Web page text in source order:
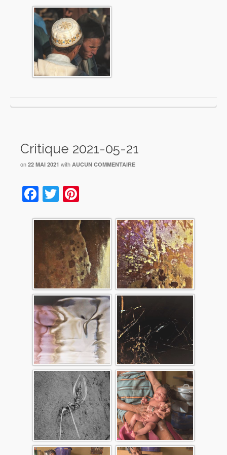
Critique 2021-05-21
on 22 MAI 2021 with AUCUN COMMENTAIRE
Facebook
Twitter